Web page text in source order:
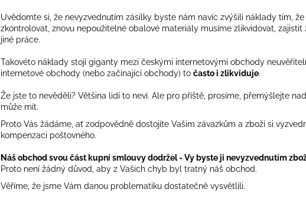
Uvědomte si, že nevyzvednutím zásilky byste nám navíc zvýšili náklady tím,
zkontrolovat, znovu nepoužitelné obalové materiály musíme zlikvidovat,
jiné práce.
Takovéto náklady stojí giganty mezi českými internetovými obchody
internetové obchody (nebo začínající obchody) to často i zlikviduje.
Že jste to nevěděli? Většina lidí to neví. Ale pro příště, prosíme, přemýšlejte
může mít.
Proto Vás žádáme, ať zodpovědně dostojíte Vašim závazkům a zboží si
kompenzaci poštovného.
Náš obchod svou část kupní smlouvy dodržel - Vy byste ji nevyzvednutím
Proto není žádný důvod, aby z Vašich chyb byl tratný náš obchod.
Věříme, že jsme Vám danou problematiku dostatečně vysvětlili.